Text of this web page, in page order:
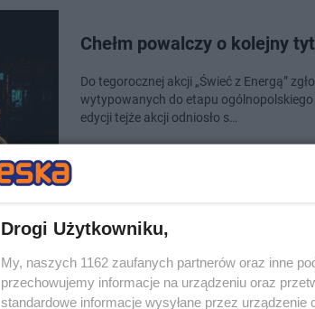
Chełm powalczy o kolejny
Do tegorocznej akcji „Świeć z Energą”
wytypowanych do etapu ogólnopolskiego
edycji tejże akcji odniosło s…
Historyczna wycieczka za
Garbowa! Zdjęcia
Drogi Użytkowniku,
My, naszych 1162 zaufanych partnerów oraz inne
przechowujemy informacje na urządzeniu oraz
standardowe informacje wysyłane przez